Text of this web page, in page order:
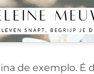
de exemplo. É